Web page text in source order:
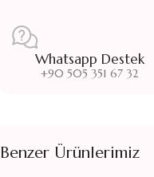
Whatsapp Destek
+90 505 351 67 32
Benzer Ürünlerimiz